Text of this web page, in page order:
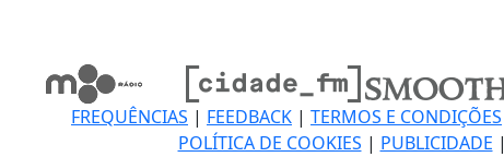
FREQUÊNCIAS | FEEDBACK | TERMOS E CONDIÇÕES
POLÍTICA DE COOKIES | PUBLICIDADE |